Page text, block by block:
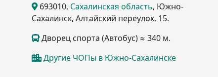
693010, Сахалинская область, Южно-
Сахалинск, Алтайский переулок, 15.
Дворец спорта (Автобус) ≈ 340 м.
Другие ЧОПы в Южно-Сахалинске